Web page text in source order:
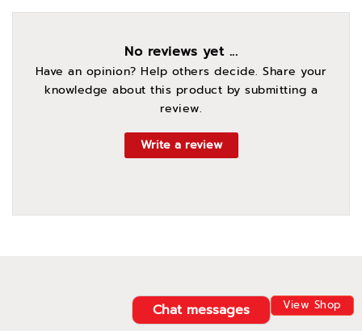
View Shop
Chat messages
No reviews yet ...
Have an opinion? Help others decide. Share your
knowledge about this product by submitting a
review.
Write a review